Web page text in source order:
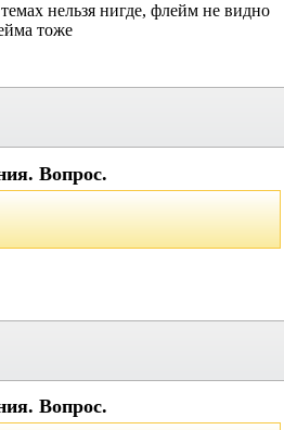
темах нельзя нигде, флейм не видно
тоже
Вопрос.
Вопрос.